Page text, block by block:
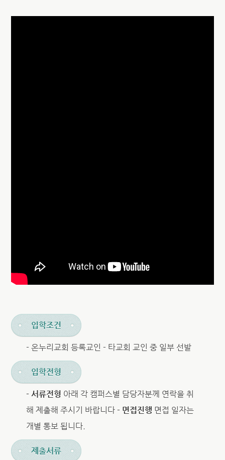
입학조건
- 온누리교회 등록교인 - 타교회 교인 중 일부 선발
입학전형
- 서류전형 아래 각 캠퍼스별 담당자분께 연락을 취
해 제출해 주시기 바랍니다- 면접진행 면접 일자는
개별 통보 됩니다.
제출서류